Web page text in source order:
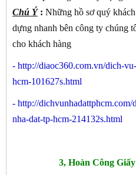
Chú Ý : Những hồ sơ quý
dựng nhanh bên công ty chúng
cho khách hàng
- http://diaoc360.com.vn/dich-
hcm-101627s.html
- http://
nha-dat-tp-hcm-214132s.html
3, Hoàn Công